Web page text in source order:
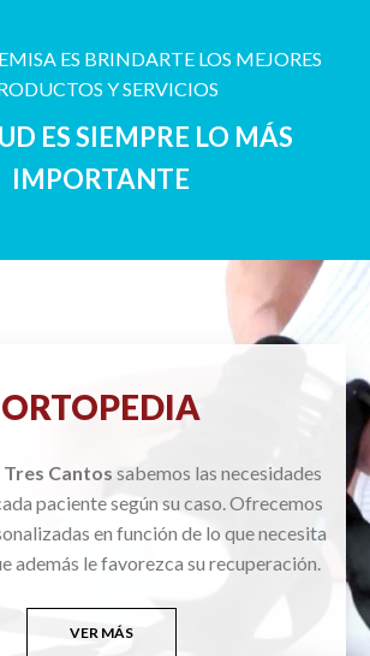
ES BRINDARTE LOS MEJORES
Y SERVICIOS
ES SIEMPRE LO MÁS
IMPORTANTE
ORTOPEDIA
Cantos sabemos las necesidades
paciente según su caso. Ofrecemos
en función de lo que necesita
además le favorezca su recuperación.
VER MÁS